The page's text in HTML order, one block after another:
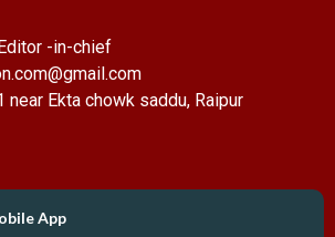
-in-chief
near Ekta chowk saddu, Raipur
App